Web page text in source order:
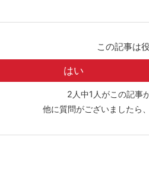
この記事は
2人中1人がこの記事
他に質問がございましたら、